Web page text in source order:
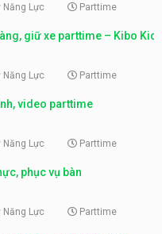
Năng Lực Parttime
giữ xe parttime – Kibo Kid
Năng Lực Parttime
video parttime
Năng Lực Parttime
phục vụ bàn
Năng Lực Parttime